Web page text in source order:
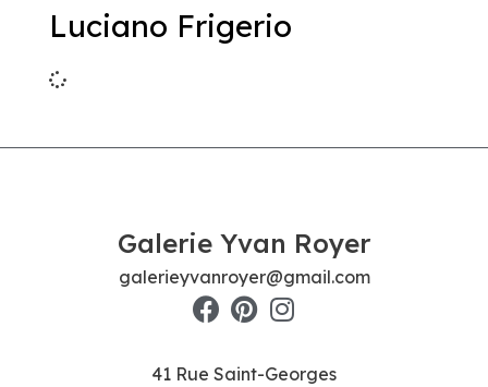
Luciano Frigerio
Galerie Yvan Royer
galerieyvanroyer@gmail.com
41 Rue Saint-Georges